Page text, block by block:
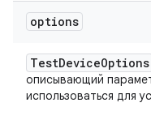
options
TestDeviceOptions
описывающий
использоваться для